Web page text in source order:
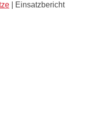
Einsatzbericht